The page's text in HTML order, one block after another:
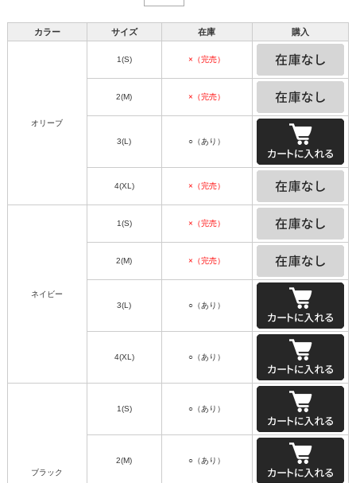
カラー サイズ 在庫 購入
オリーブ
1(S) ×（完売）
2(M) ×（完売）
3(L) ○（あり）
4(XL) ×（完売）
ネイビー
1(S) ×（完売）
2(M) ×（完売）
3(L) ○（あり）
4(XL) ○（あり）
ブラック
1(S) ○（あり）
2(M) ○（あり）